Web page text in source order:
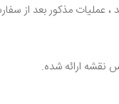
عملیات مذکور بعد از
نقشه ارائه شده.